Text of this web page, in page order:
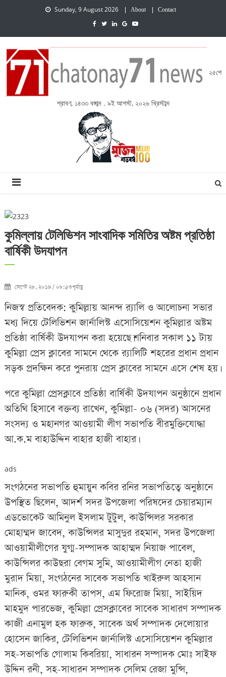
Sunday, 9 August 2026 About Contact
২৫শে
শ্রাবণ, ১৪৩৩ বঙ্গাব্দ . ৯ই আগস্ট, ২০২৬ খ্রিস্টাব্দ
কুমিল্লায় টেলিভিশন সাংবাদিক সমিতির অষ্টম প্রতিষ্ঠা
বার্ষিকী উদযাপন
সেপ্টে ২৮, ২০১৯ / ০৮:৫৩পূর্বাহ্ণ
নিজস্ব প্রতিবেদক: কুমিল্লায় আনন্দ র‌্যালি ও আলোচনা সভার
মধ্য দিয়ে টেলিভিশন জার্নালিস্ট এসোসিয়েশন কুমিল্লার অষ্টম
প্রতিষ্ঠা বার্ষিকী উদযাপন করা হয়েছে।শনিবার সকাল ১১ টায়
কুমিল্লা প্রেস ক্লাবের সামনে থেকে র‌্যালিটি শহরের প্রধান প্রধান
সড়ক প্রদক্ষিন করে পুনরায় প্রেস ক্লাবের সামনে এসে শেষ হয়।
পরে কুমিল্লা প্রেসক্লাবে প্রতিষ্ঠা বার্ষিকী উদযাপন অনুষ্ঠানে প্রধান
অতিথি হিসাবে বক্তব্য রাখেন, কুমিল্লা- ০৬ (সদর) আসনের
সংসদ্য ও মহানগর আওয়ামী লীগ সভাপতি বীরমুক্তিযোদ্ধা
আ.ক.ম বাহাউদ্দিন বাহার হাজী বাহার।
ads
সংগঠনের সভাপতি হুমায়ুন কবির রনির সভাপতিত্বে অনুষ্ঠানে
উপস্থিত ছিলেন, আদর্শ সদর উপজেলা পরিষদের চেয়ারম্যান
এডভোকেট আমিনুল ইসলাম টুটুল, কাউন্সিলর সরকার
মোহাম্মদ জাবেদ, কাউন্সিলর মাসুদুর রহমান, সদর উপজেলা
আওয়ামীলীগের যুগ্ম-সম্পাদক আহাম্মদ নিয়াজ পাবেল,
কাউন্সিলর কাউছরা বেগম সুমি, আওয়ামীলীগ নেতা হাজী
মুরাদ মিয়া, সংগঠনের সাবেক সভাপতি খাইরুল আহসান
মানিক, ওমর ফারুকী তাপস, এম ফিরোজ মিয়া, সাইয়িদ
মাহমুদ পারভেজ, কুমিল্লা প্রেসক্লাবের সাবেক সাধারণ সম্পাদক
কাজী এনামুল হক ফারুক, সাবেক অর্থ সম্পাদক দেলোয়ার
হোসেন জাকির, টেলিভিশন জার্নালিস্ট এসোসিয়েশন কুমিল্লার
সহ-সভাপতি গোলাম কিবরিয়া, সাধারন সম্পাদক মোঃ সাইফ
উদ্দিন রনী, সহ-সাধারন সম্পাদক সেলিম রেজা মুন্সি,